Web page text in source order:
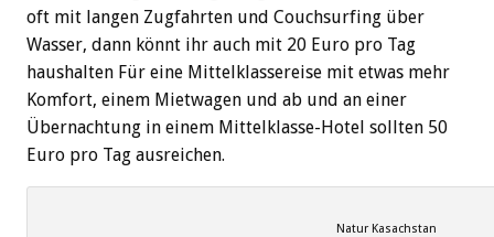
oft mit langen Zugfahrten und Couchsurfing über
Wasser, dann könnt ihr auch mit 20 Euro pro Tag
haushalten Für eine Mittelklassereise mit etwas mehr
Komfort, einem Mietwagen und ab und an einer
Übernachtung in einem Mittelklasse-Hotel sollten 50
Euro pro Tag ausreichen.
Natur Kasachstan